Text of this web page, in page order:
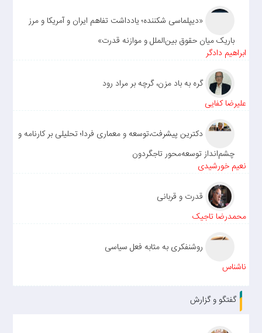
«دیپلماسی شکننده؛ یادداشت تفاهم ایران و آمریکا و مرز
باریک میان حقوق بین‌الملل و موازنه قدرت»
ابراهیم دادگر
گره به باد مزن، گرچه بر مراد رود
علیرضا کفایی
دکترین پیشرفت،توسعه و معماری فردا؛ تحلیلی بر کارنامه و
چشم‌انداز توسعه‌محور تاجگردون
نعیم خورشیدی
قدرت و قربانی
محمدرضا تاجیک
روشنفکری به مثابه فعل سیاسی
ناشناس
گفتگو و گزارش